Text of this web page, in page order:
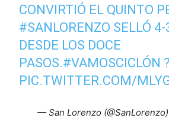
CONVIRTIÓ EL QUINTO
#SANLORENZO SELLÓ
DESDE LOS DOCE
PASOS.#VAMOSCICLÓN
PIC.TWITTER.COM/
— San Lorenzo (@SanLorenzo)